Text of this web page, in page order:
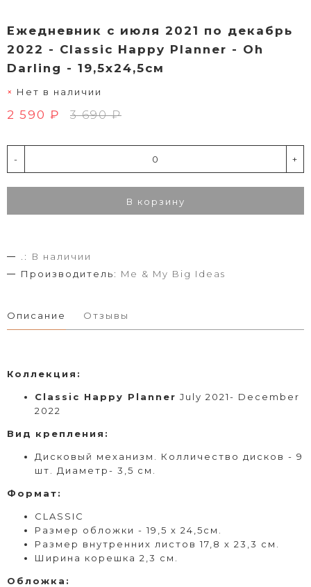
Ежедневник с июля 2021 по декабрь
2022 - Classic Happy Planner - Oh
Darling - 19,5х24,5см
Нет в наличии
2 590 ₽ 3 690 ₽
- +
В корзину
.:
В наличии
Производитель: Me & My Big Ideas
Описание Отзывы
Коллекция:
Classic Happy Planner July 2021- December
2022
Вид крепления :
Дисковый механизм. Колличество дисков - 9
шт. Диаметр- 3,5 см.
Формат:
CLASSIC
Размер обложки - 19,5 х 24,5см.
Размер внутренних листов 17,8 х 23,3 см.
Ширина корешка 2,3 см.
Обложка: